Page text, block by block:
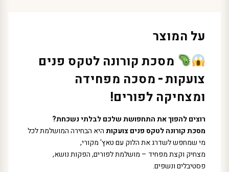
על המוצר
מסכת קורונה לטקס פנים
צועקות – מסכה מפחידה
ומצחיקה לפורים!
רוצים להפוך את התחפושת שלכם לבלתי נשכחת?
מסכת קורונה לטקס פנים צועקותהיא הבחירה המושלמת לכל
מי שמחפש לשדרג את הלוק עם טאץ' מקורי,
מצחיק וקצת מפחיד – מושלמת לפורים, הפקות נושא,
פסטיבלים ונשפים.